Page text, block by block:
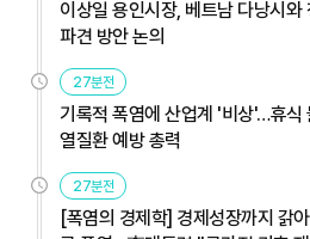
이상일 용인시장, 베트남 다낭시와
파견 방안 논의
27분전
기록적 폭염에 산업계 '비상'…휴식
열질환 예방 총력
27분전
[폭염의 경제학] 경제성장까지 갉